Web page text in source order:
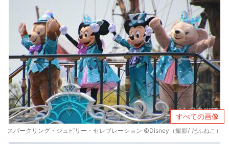
すべての画像
スパークリング・ジュビリー・セレブレーション ©Disney（撮影/ だふねこ）